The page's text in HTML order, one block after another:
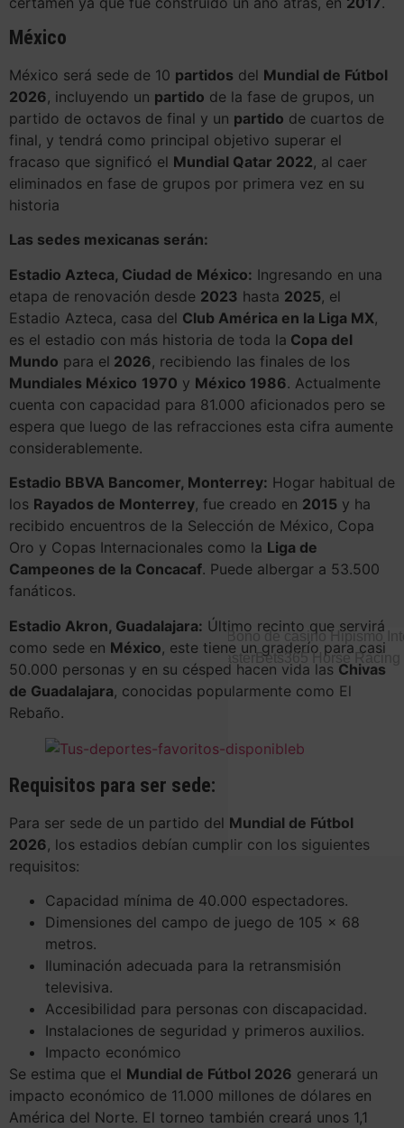
México
México será sede de 10 partidos del Mundial de Fútbol
2026, incluyendo un partido de la fase de grupos, un
partido de octavos de final y un partido de cuartos de
final, y tendrá como principal objetivo superar el
fracaso que significó el Mundial Qatar 2022, al caer
eliminados en fase de grupos por primera vez en su
historia
Las sedes mexicanas serán:
Estadio Azteca, Ciudad de México: Ingresando en una
etapa de renovación desde 2023 hasta 2025, el
Estadio Azteca, casa del Club América en la Liga MX,
es el estadio con más historia de toda la Copa del
Mundo para el 2026, recibiendo las finales de los
Mundiales México 1970 y México 1986. Actualmente
cuenta con capacidad para 81.000 aficionados pero se
espera que luego de las refracciones esta cifra aumente
considerablemente.
Estadio BBVA Bancomer, Monterrey: Hogar habitual de
los Rayados de Monterrey, fue creado en 2015 y ha
recibido encuentros de la Selección de México, Copa
Oro y Copas Internacionales como la Liga de
Campeones de la Concacaf. Puede albergar a 53.500
fanáticos.
Estadio Akron, Guadalajara: Último recinto que servirá
como sede en México, este tiene un graderío para casi
50.000 personas y en su césped hacen vida las Chivas
de Guadalajara, conocidas popularmente como El
Rebaño.
Requisitos para ser sede:
Para ser sede de un partido del Mundial de Fútbol
2026, los estadios debían cumplir con los siguientes
requisitos:
Capacidad mínima de 40.000 espectadores.
Dimensiones del campo de juego de 105 x 68
metros.
Iluminación adecuada para la retransmisión
televisiva.
Accesibilidad para personas con discapacidad.
Instalaciones de seguridad y primeros auxilios.
Impacto económico
Se estima que el Mundial de Fútbol 2026 generará un
impacto económico de 11.000 millones de dólares en
América del Norte. El torneo también creará unos 1,1